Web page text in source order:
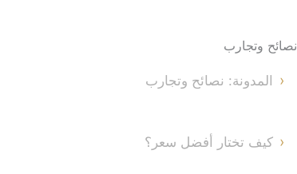
نصائح وتجارب
المدونة: نصائح وتجارب
كيف تختار أفضل سعر؟